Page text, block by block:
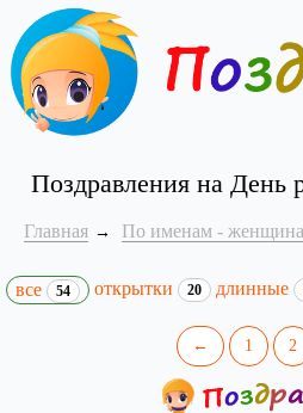
Поздравления на День
Главная По именам -
все 54 открытки 20 длинные
← 1 2